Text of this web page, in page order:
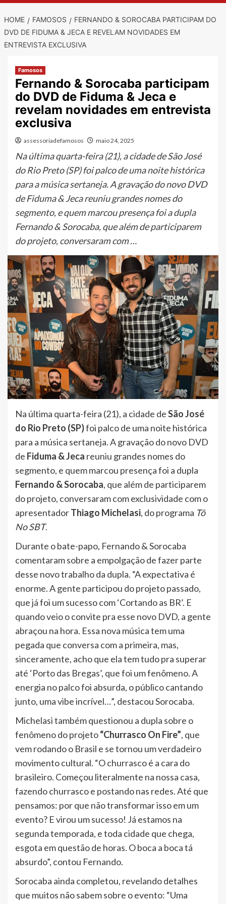
HOME FAMOSOS
FERNANDO & SOROCABA PARTICIPAM DO
DVD DE FIDUMA & JECA E REVELAM NOVIDADES EM
ENTREVISTA EXCLUSIVA
Famosos
Fernando & Sorocaba participam
do DVD de Fiduma & Jeca e
revelam novidades em entrevista
exclusiva
assessoriadefamosos maio 24, 2025
Na última quarta-feira (21), a cidade de São José
do Rio Preto (SP) foi palco de uma noite histórica
para a música sertaneja. A gravação do novo DVD
de Fiduma & Jeca reuniu grandes nomes do
segmento, e quem marcou presença foi a dupla
Fernando & Sorocaba, que além de participarem
do projeto, conversaram com …
Na última quarta-feira (21), a cidade deSão José
do Rio Preto (SP)foi palco de uma noite histórica
para a música sertaneja. A gravação do novo DVD
de Fiduma & Jeca reuniu grandes nomes do
segmento, e quem marcou presença foi a dupla
Fernando & Sorocaba, que além de participarem
do projeto, conversaram com exclusividade com o
apresentadorThiago Michelasi, do programa Tô
No SBT.
Durante o bate-papo, Fernando & Sorocaba
comentaram sobre a empolgação de fazer parte
desse novo trabalho da dupla. “A expectativa é
enorme. A gente participou do projeto passado,
que já foi um sucesso com ‘Cortando as BR’. E
quando veio o convite pra esse novo DVD, a gente
abraçou na hora. Essa nova música tem uma
pegada que conversa com a primeira, mas,
sinceramente, acho que ela tem tudo pra superar
até ‘Porto das Bregas’, que foi um fenômeno. A
energia no palco foi absurda, o público cantando
junto, uma vibe incrível…”, destacou Sorocaba.
Michelasi também questionou a dupla sobre o
fenômeno do projeto“Churrasco On Fire”, que
vem rodando o Brasil e se tornou um verdadeiro
movimento cultural. “O churrasco é a cara do
brasileiro. Começou literalmente na nossa casa,
fazendo churrasco e postando nas redes. Até que
pensamos: por que não transformar isso em um
evento? E virou um sucesso! Já estamos na
segunda temporada, e toda cidade que chega,
esgota em questão de horas. O boca a boca tá
absurdo”, contou Fernando.
Sorocaba ainda completou, revelando detalhes
que muitos não sabem sobre o evento: “Uma